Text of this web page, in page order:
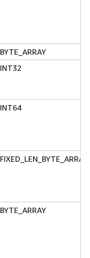
BYTE_ARRAY
INT32
INT64
BYTE_ARRAY